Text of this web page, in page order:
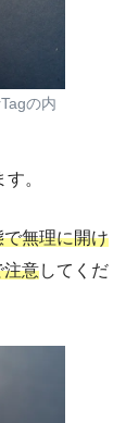
の内
。
無理に開け
注意してくだ